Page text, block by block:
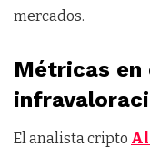
mercados.
Métricas en
El analista cripto